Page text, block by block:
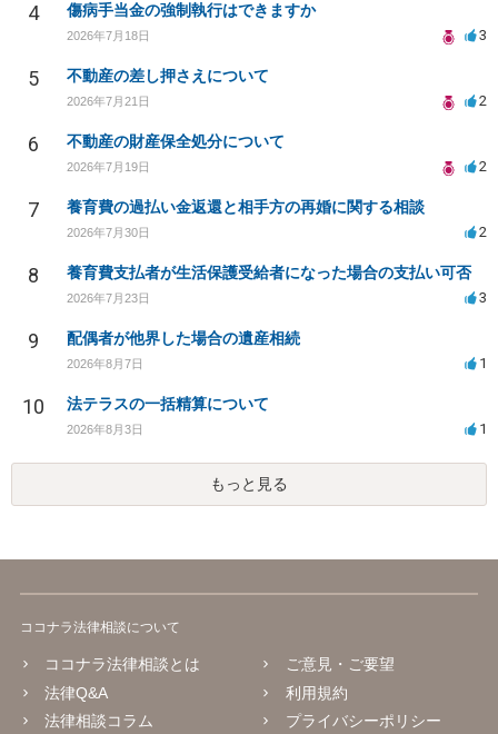
4 傷病手当金の強制執行はできますか
2026年7月18日 3
5 不動産の差し押さえについて
2026年7月21日 2
6 不動産の財産保全処分について
2026年7月19日 2
7 養育費の過払い金返還と相手方の再婚に関する相談
2026年7月30日 2
8 養育費支払者が生活保護受給者になった場合の支払い可否
2026年7月23日 3
9 配偶者が他界した場合の遺産相続
2026年8月7日 1
10 法テラスの一括精算について
2026年8月3日 1
もっと見る
ココナラ法律相談について
ココナラ法律相談とは
法律Q&A
法律相談コラム
ご意見・ご要望
利用規約
プライバシーポリシー